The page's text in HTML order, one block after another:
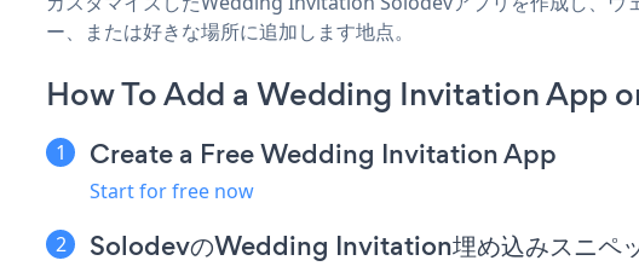
ー、または好きな場所に追加します地点。
How To Add a Wedding Invitation App
Create a Free Wedding Invitation App
Start for free now
SolodevのWedding Invitation埋め込みスニペ